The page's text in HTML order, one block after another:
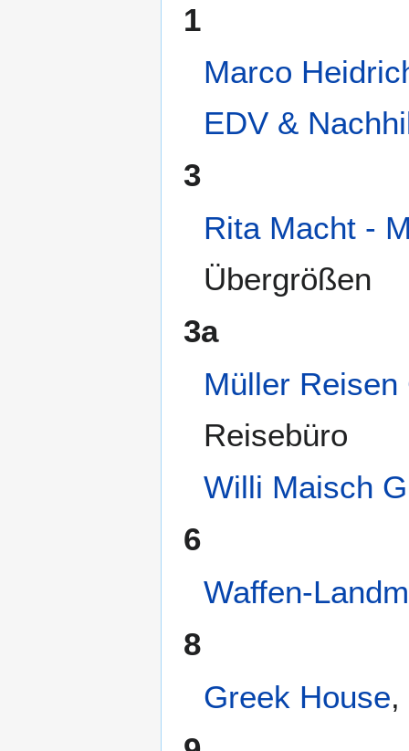
1
Marco
EDV &
3
Rita Macht -
Übergrößen
3a
Müller
Reisebüro
Willi Maisch
6
Waffen-
8
Greek House,